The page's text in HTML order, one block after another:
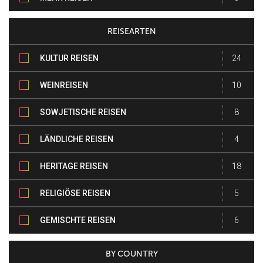
REISEARTEN
KULTUR REISEN 24
WEINREISEN 10
SOWJETISCHE REISEN 8
LÄNDLICHE REISEN 4
HERITAGE REISEN 18
RELIGIÖSE REISEN 5
GEMISCHTE REISEN 6
BY COUNTRY